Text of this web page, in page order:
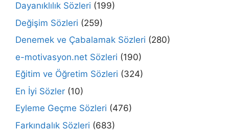
Dayanıklılık Sözleri (199)
Değişim Sözleri (259)
Denemek ve Çabalamak Sözleri (280)
e-motivasyon.net Sözleri (190)
Eğitim ve Öğretim Sözleri (324)
En İyi Sözler (10)
Eyleme Geçme Sözleri (476)
Farkındalık Sözleri (683)